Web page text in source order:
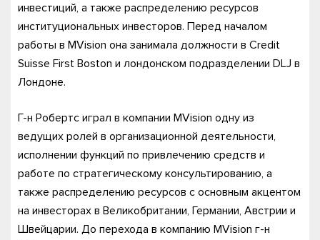
инвестиций, а также распределению ресурсов
институциональных инвесторов. Перед началом
работы в MVision она занимала должности в Credit
Suisse First Boston и лондонском подразделении DLJ в
Лондоне.
Г-н Робертс играл в компании MVision одну из
ведущих ролей в организационной деятельности,
исполнении функций по привлечению средств и
работе по стратегическому консультированию, а
также распределению ресурсов с основным акцентом
на инвесторах в Великобритании, Германии, Австрии и
Швейцарии. До перехода в компанию MVision г-н